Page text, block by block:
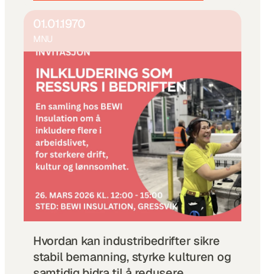
01.01.1970
MNU
Hvordan kan industribedrifter sikre
stabil bemanning, styrke kulturen og